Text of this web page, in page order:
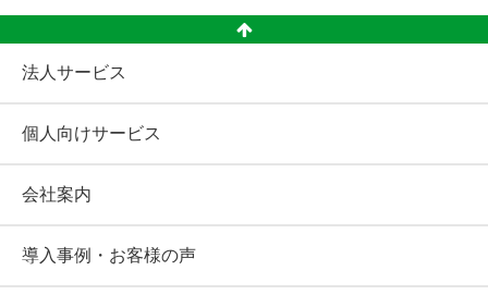
法人サービス
個人向けサービス
会社案内
導入事例・お客様の声